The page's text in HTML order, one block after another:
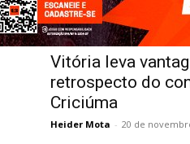
Notícias
Vitória leva
retrospecto do
Criciúma
Heider Mota - 20 de